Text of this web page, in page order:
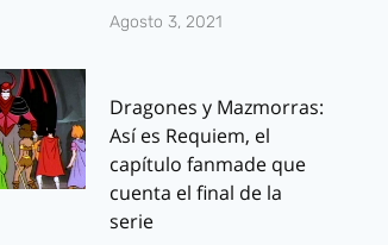
Agosto 3, 2021
Dragones y Mazmorras:
Así es Requiem, el
capítulo fanmade que
cuenta el final de la
serie